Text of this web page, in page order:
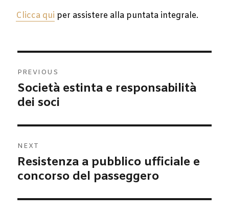
Clicca qui per assistere alla puntata integrale.
articoli
PREVIOUS
Previous
post:
Società estinta e responsabilità
dei soci
NEXT
Next
post:
Resistenza a pubblico ufficiale e
concorso del passeggero